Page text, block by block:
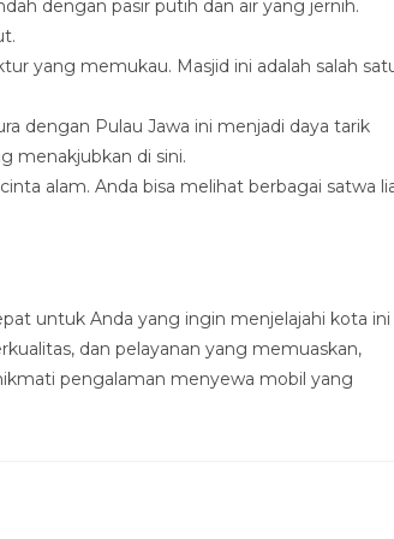
dengan pasir putih dan air yang jernih.
yang memukau. Masjid ini adalah salah
dengan Pulau Jawa ini menjadi daya tarik
menakjubkan di sini.
alam. Anda bisa melihat berbagai satwa
untuk Anda yang ingin menjelajahi kota ini
dan pelayanan yang memuaskan,
pengalaman menyewa mobil yang